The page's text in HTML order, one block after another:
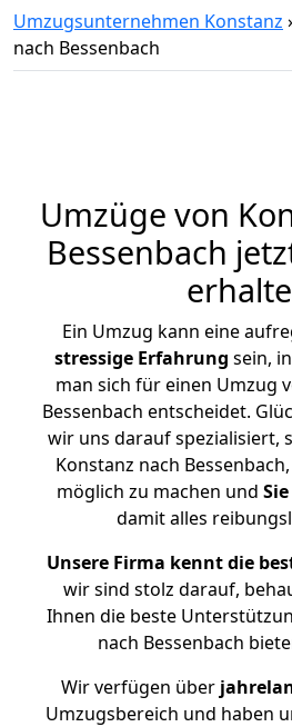
Umzugsunternehmen Konstanz
nach Bessenbach
Umzüge von
Bessenbach
Ein Umzug kann eine
stressige Erfahrung sein,
man sich für einen Umzug
Bessenbach entscheidet.
wir uns darauf spezialisiert,
Konstanz nach
möglich zu machen und
damit alles
Unsere Firma kennt die
wir sind stolz darauf,
Ihnen die beste
nach Bessenbach
Wir verfügen über
Umzugsbereich und haben